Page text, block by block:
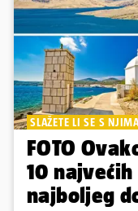
SLAŽETE LI SE S
FOTO
10
najboljeg